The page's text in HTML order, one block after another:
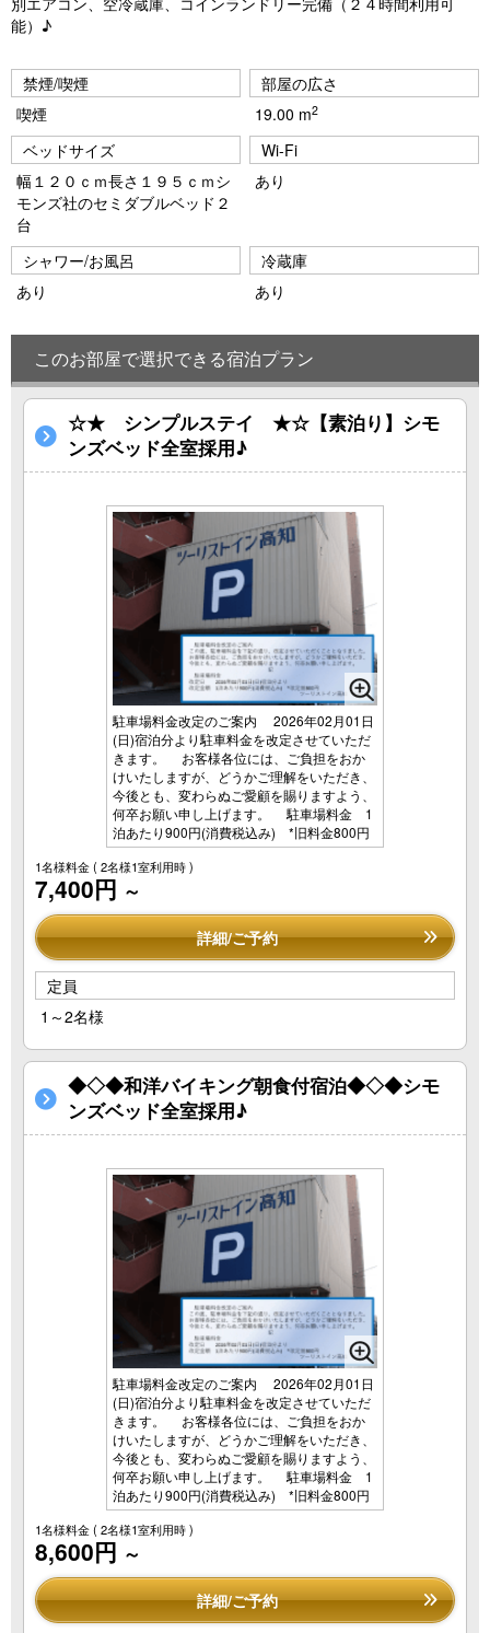
能）♪
禁煙/喫煙
喫煙
部屋の広さ
19.00 m2
ベッドサイズ
幅１２０ｃｍ長さ１９５ｃｍシ
モンズ社のセミダブルベッド２
台
Wi-Fi
あり
シャワー/お風呂
あり
冷蔵庫
あり
このお部屋で選択できる宿泊プラン
☆★ シンプルステイ ★☆【素泊り】シモ
ンズベッド全室採用♪
駐車場料金改定のご案内 2026年02月01日
(日)宿泊分より駐車料金を改定させていただ
きます。 お客様各位には、ご負担をおか
けいたしますが、どうかご理解をいただき、
今後とも、変わらぬご愛顧を賜りますよう、
何卒お願い申し上げます。 駐車場料金 1
泊あたり900円(消費税込み) *旧料金800円
1名様料金( 2名様1室利用時 )
7,400円 ～
詳細/ご予約
定員
1～2名様
◆◇◆和洋バイキング朝食付宿泊◆◇◆シモ
ンズベッド全室採用♪
駐車場料金改定のご案内 2026年02月01日
(日)宿泊分より駐車料金を改定させていただ
きます。 お客様各位には、ご負担をおか
けいたしますが、どうかご理解をいただき、
今後とも、変わらぬご愛顧を賜りますよう、
何卒お願い申し上げます。 駐車場料金 1
泊あたり900円(消費税込み) *旧料金800円
1名様料金( 2名様1室利用時 )
8,600円 ～
詳細/ご予約